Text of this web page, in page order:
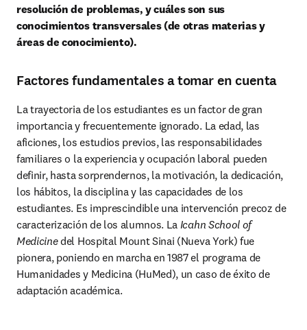
resolución de problemas, y cuáles son sus
conocimientos transversales (de otras materias y
áreas de conocimiento).
Factores fundamentales a tomar en cuenta
La trayectoria de los estudiantes es un factor de gran
importancia y frecuentemente ignorado. La edad, las
aficiones, los estudios previos, las responsabilidades
familiares o la experiencia y ocupación laboral pueden
definir, hasta sorprendernos, la motivación, la dedicación,
los hábitos, la disciplina y las capacidades de los
estudiantes. Es imprescindible una intervención precoz de
caracterización de los alumnos. La Icahn School of
Medicine del Hospital Mount Sinai (Nueva York) fue
pionera, poniendo en marcha en 1987 el programa de
Humanidades y Medicina (HuMed), un caso de éxito de
adaptación académica.